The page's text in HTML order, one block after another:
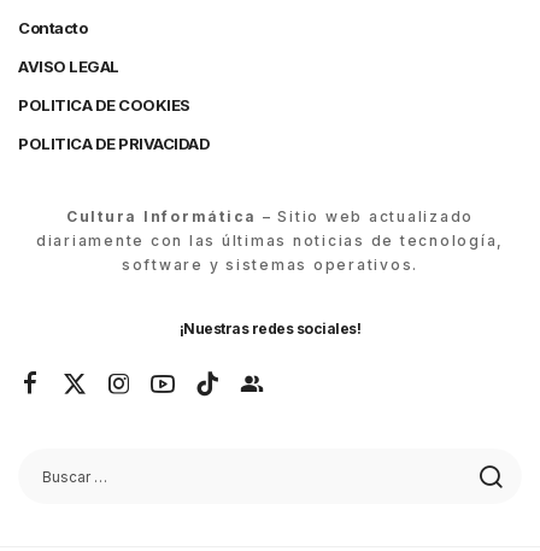
Contacto
AVISO LEGAL
POLITICA DE COOKIES
POLITICA DE PRIVACIDAD
Cultura Informática – Sitio web actualizado
diariamente con las últimas noticias de tecnología,
software y sistemas operativos.
¡Nuestras redes sociales!